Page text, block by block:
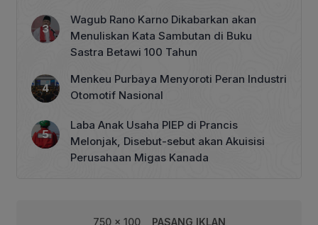
Wagub Rano Karno Dikabarkan akan
Menuliskan Kata Sambutan di Buku
Sastra Betawi 100 Tahun
Menkeu Purbaya Menyoroti Peran Industri
Otomotif Nasional
Laba Anak Usaha PIEP di Prancis
Melonjak, Disebut-sebut akan Akuisisi
Perusahaan Migas Kanada
750 x 100 PASANG IKLAN